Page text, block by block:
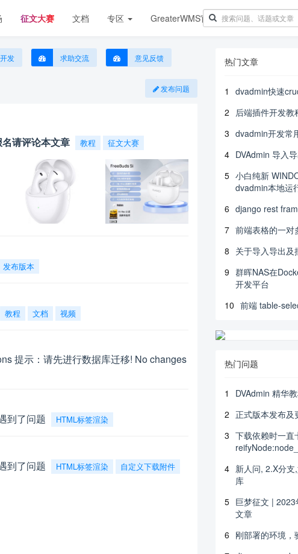
征文大赛 文档 专区 GreaterWMS官网
发 求助交流 意见反馈
发布问题
请评论本文章 教程 征文大赛
发布版本
教程 文档 视频
提示：请先进行数据库迁移! No changes
到了问题 HTML标签渲染
到了问题 HTML标签渲染 自定义下载附件
热门文章
1
dvadmin快速
2 后端插件开发教
3 dvadmin开发常
4 DVAdmin 导入
5 小白纯新
dvadmin本地运
6 django rest
7 前端表格的一对
8 关于导入导出及
9 群晖NAS在
开发平台
10 前端 table-
热门问题
1
DVAdmin 精华
2 正式版本发布及
3 下载依赖时一直
4 新人问, 2.X分
库
5 巨梦征文 |
文章
6 刚部署的环境，